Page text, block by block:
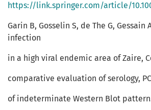
https://link.springer.com/article/
Garin B, Gosselin S, de The G, Gessain
infection
in a high viral endemic area of Zaire,
comparative evaluation of serology,
of indeterminate Western Blot